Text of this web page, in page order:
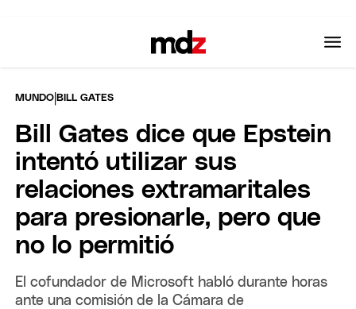
MUNDO |BILL GATES
Bill Gates dice que Epstein
intentó utilizar sus
relaciones extramaritales
para presionarle, pero que
no lo permitió
El cofundador de Microsoft habló durante horas
ante una comisión de la Cámara de